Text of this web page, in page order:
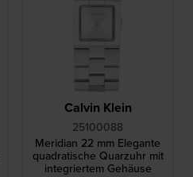
Calvin Klein
25100088
Meridian 22 mm Elegante
quadratische Quarzuhr mit
integriertem Gehäuse